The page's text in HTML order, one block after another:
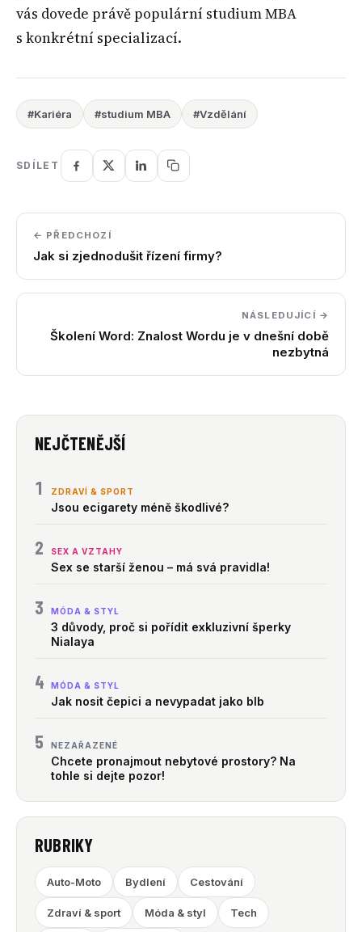
vás dovede právě populární studium MBA
s konkrétní specializací.
#Kariéra #studium MBA #Vzdělání
SDÍLET
← PŘEDCHOZÍ
Jak si zjednodušit řízení firmy?
NÁSLEDUJÍCÍ →
Školení Word: Znalost Wordu je v dnešní době
nezbytná
NEJČTENĚJŠÍ
1 ZDRAVÍ & SPORT
Jsou ecigarety méně škodlivé?
2 SEX A VZTAHY
Sex se starší ženou – má svá pravidla!
3 MÓDA & STYL
3 důvody, proč si pořídit exkluzivní šperky
Nialaya
4 MÓDA & STYL
Jak nosit čepici a nevypadat jako blb
5 NEZAŘAZENÉ
Chcete pronajmout nebytové prostory? Na
tohle si dejte pozor!
RUBRIKY
Auto-Moto Bydlení Cestování
Zdraví & sport Móda & styl Tech